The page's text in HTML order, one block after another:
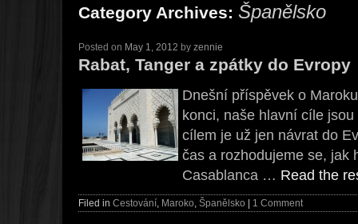
Category Archives: Španělsko
Posted on May 1, 2012 by zennie
Rabat, Tanger a zpátky do Evropy
Dnešní příspěvek o
konci, naše hlavní cíle
cílem je už jen návrat do
čas a rozhodujeme se, jak
Casablanca … Read the
Filed in Cestování, Maroko, Španělsko 1 Comment